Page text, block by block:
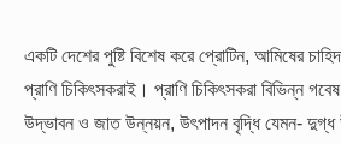
একটি দেশের পুষ্টি বিশেষ করে প্রোটিন, আমিষের
প্রাণি চিকিৎসকরাই। প্রাণি চিকিৎসকরা বিভিন্ন
উদ্ভাবন ও জাত উন্নয়ন, উৎপাদন বৃদ্ধি যেমন- দুগ্ধ